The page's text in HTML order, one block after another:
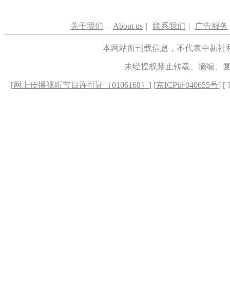
关于我们 | About us | 联系我们 | 广告服务
本网站所刊载信息，不代表中新
未经授权禁止转载、摘编、
[网上传播视听节目许可证（0106168） ] [京ICP证040655号] [